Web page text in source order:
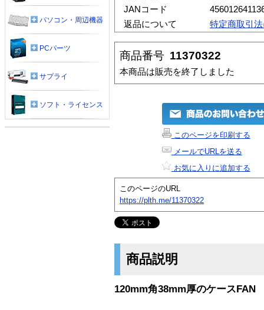
JANコード
返品について
特定商取引
商品番号 11370322
本商品は販売を終了しました
このページを印刷する
メールでURLを送る
お気に入りに追加する
このページのURL
https://plth.me/11370322
商品説明
120mm角38mm厚のケースFAN
パソコン・周辺機器
PCパーツ
サプライ
ソフト・ライセンス